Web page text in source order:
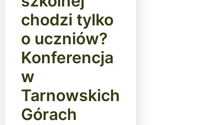
chodzi tylko
o uczniów?
Konferencja
w
Tarnowskich
Górach